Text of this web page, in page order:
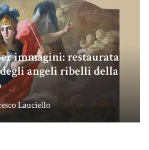
immagini: restaurata
angeli ribelli della
Lauciello